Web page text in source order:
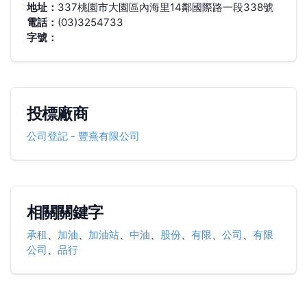
地址： 337桃園市大園區內海里14鄰國際路一段338號
電話： (03)3254733
字號：
投標廠商
公司登記- 豐熹有限公司
相關關鍵字
承租 、 加油、 加油站、 中油、 股份、 有限、 公司 、 有限
公司 、 品行